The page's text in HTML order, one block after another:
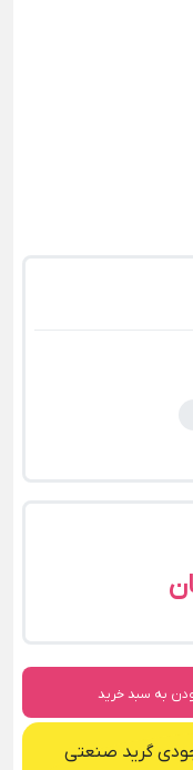
به سبد خرید
گرید صنعتی